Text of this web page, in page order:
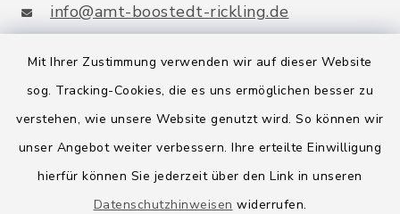
Mit Ihrer Zustimmung verwenden wir auf dieser Website
sog. Tracking-Cookies, die es uns ermöglichen besser zu
verstehen, wie unsere Website genutzt wird. So können wir
unser Angebot weiter verbessern. Ihre erteilte Einwilligung
hierfür können Sie jederzeit über den Link in unseren
Datenschutzhinweisen widerrufen.
info@amt-boostedt-rickling.de
Quicklinks
Amt Boostedt-Rickling
Amtsbroschüre